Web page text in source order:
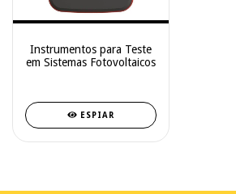
Instrumentos para Teste
em Sistemas Fotovoltaicos
ESPIAR